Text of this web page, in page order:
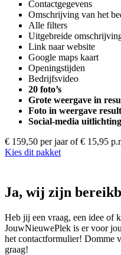
Contactgegevens
Omschrijving van het
Alle filters
Uitgebreide
Link naar website
Google maps kaart
Openingstijden
Bedrijfsvideo
20 foto’s
Grote weergave in
Foto in weergave
Social-media uitlichting
€ 159,50 per jaar of € 15,95
Kies dit pakket
Ja, wij zijn
Heb jij een vraag, een idee of
JouwNieuwePlek is er voor
het contactformulier! Domme
graag!